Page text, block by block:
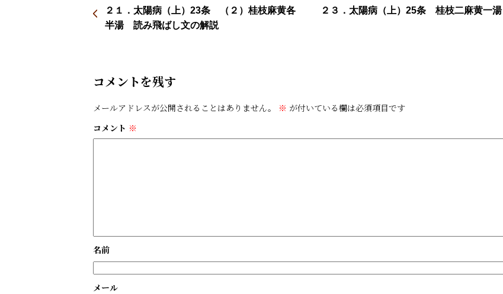
２１．太陽病（上）23条 （２）桂枝麻黄各
半湯 読み飛ばし文の解説
２３．太陽病（上）25条 桂枝二麻黄一湯
コメントを残す
メールアドレスが公開されることはありません。 ※ が付いている欄は必須項目です
コメント ※
名前
メール